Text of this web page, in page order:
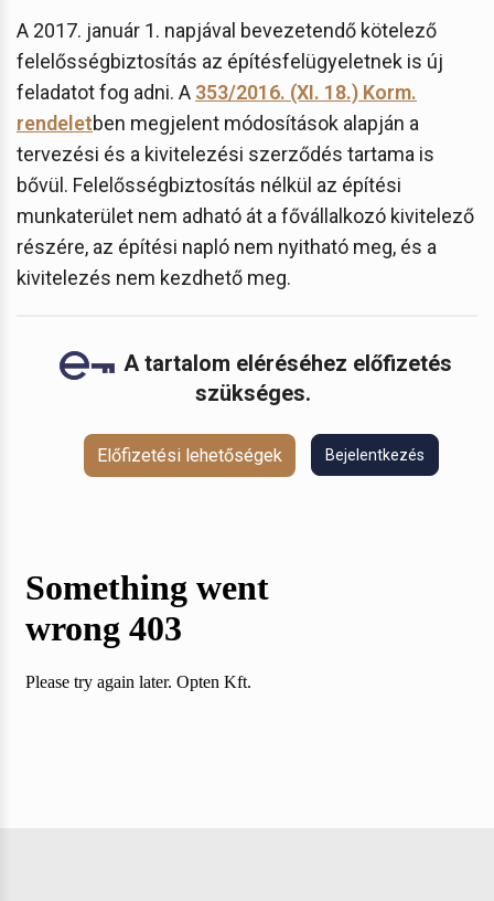
A 2017. január 1. napjával bevezetendő kötelező
felelősségbiztosítás az építésfelügyeletnek is új
feladatot fog adni. A 353/2016. (XI. 18.) Korm.
rendeletben megjelent módosítások alapján a
tervezési és a kivitelezési szerződés tartama is
bővül. Felelősségbiztosítás nélkül az építési
munkaterület nem adható át a fővállalkozó kivitelező
részére, az építési napló nem nyitható meg, és a
kivitelezés nem kezdhető meg.
A tartalom eléréséhez előfizetés
szükséges.
Előfizetési lehetőségek Bejelentkezés